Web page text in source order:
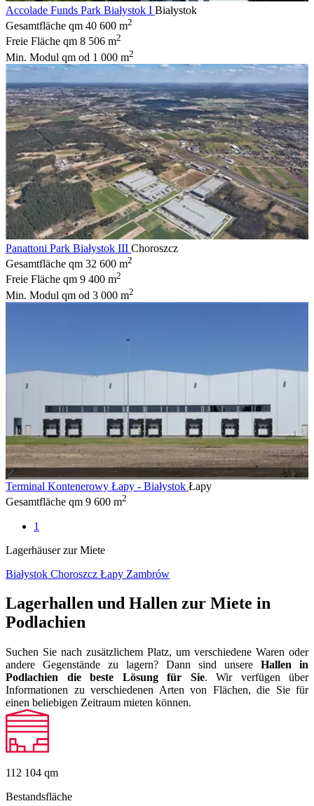
Accolade Funds Park Białystok I Białystok
Gesamtfläche qm 40 600 m2
Freie Fläche qm 8 506 m2
Min. Modul qm od 1 000 m2
Panattoni Park Białystok III Choroszcz
Gesamtfläche qm 32 600 m2
Freie Fläche qm 9 400 m2
Min. Modul qm od 3 000 m2
Terminal Kontenerowy Łapy - Białystok Łapy
Gesamtfläche qm 9 600 m2
1
Lagerhäuser zur Miete
Białystok Choroszcz Łapy Zambrów
Lagerhallen und Hallen zur Miete in
Podlachien
Suchen Sie nach zusätzlichem Platz, um verschiedene Waren oder
andere Gegenstände zu lagern? Dann sind unsere Hallen in
Podlachien die beste Lösung für Sie. Wir verfügen über
Informationen zu verschiedenen Arten von Flächen, die Sie für
einen beliebigen Zeitraum mieten können.
112 104 qm
Bestandsfläche